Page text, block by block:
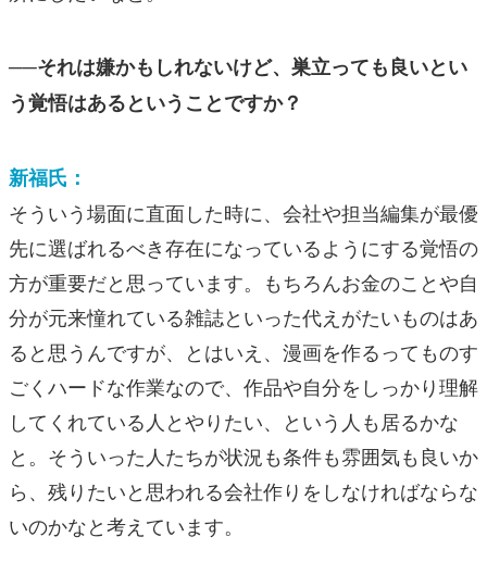
──それは嫌かもしれないけど、巣立っても良いとい
う覚悟はあるということですか？
新福氏：
そういう場面に直面した時に、会社や担当編集が最優
先に選ばれるべき存在になっているようにする覚悟の
方が重要だと思っています。もちろんお金のことや自
分が元来憧れている雑誌といった代えがたいものはあ
ると思うんですが、とはいえ、漫画を作るってものす
ごくハードな作業なので、作品や自分をしっかり理解
してくれている人とやりたい、という人も居るかな
と。そういった人たちが状況も条件も雰囲気も良いか
ら、残りたいと思われる会社作りをしなければならな
いのかなと考えています。